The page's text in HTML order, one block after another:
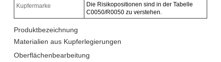
Kupfermarke
Die Risikopositionen sind in der Tabelle
C0050/R0050 zu verstehen.
Produktbezeichnung
Materialien aus Kupferlegierungen
Oberflächenbearbeitung